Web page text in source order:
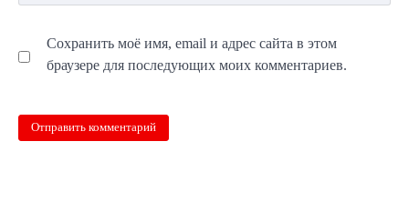
Сохранить моё имя, email и адрес сайта в этом
браузере для последующих моих комментариев.